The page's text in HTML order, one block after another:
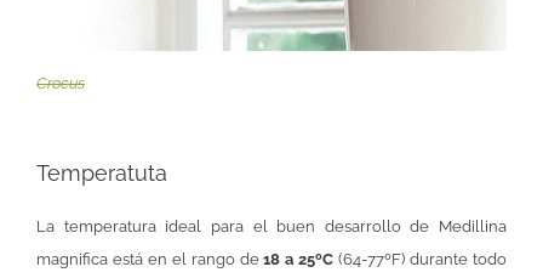
Crocus
Temperatuta
La temperatura ideal para el buen desarrollo de Medillina
magnifica está en el rango de18 a 25ºC (64-77ºF) durante todo